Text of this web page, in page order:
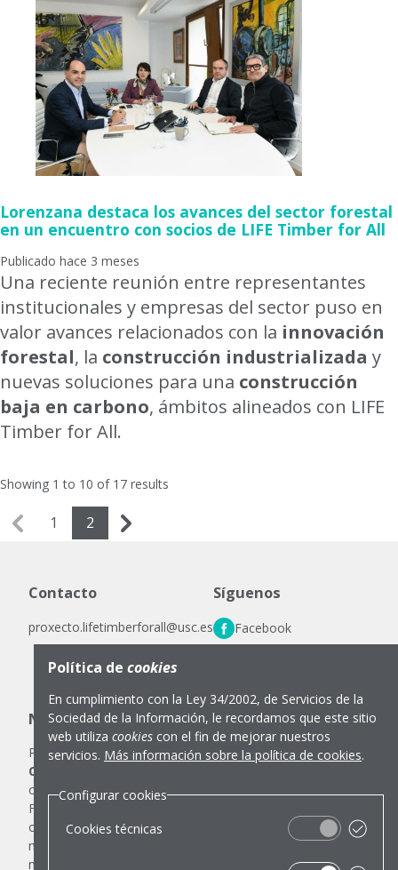
Lorenzana destaca los avances del sector forestal
en un encuentro con socios de LIFE Timber for All
Publicado hace 3 meses
Una reciente reunión entre representantes
institucionales y empresas del sector puso en
valor avances relacionados con la innovación
forestal, la construcción industrializada y
nuevas soluciones para una construcción
baja en carbono, ámbitos alineados con LIFE
Timber for All.
Showing 1 to 10 of 17 results
1 2
Contacto
proxecto.lifetimberforall@usc.es
Síguenos
Facebook
Notas legales
Política de cookies Configurar cookies
Cofinanciado por la Unión Europea.
o publicación relacionada con el proyecto LIFE TIMBER
FOR ALL, realizada por los beneficiarios en forma conjunta
o individual en cualquier formato y empleando cualquier
medio, refleja sólo la opinión del autor y no reflejan
necesariamente los de la Unión Europea o CINEA,
Política de cookies
En cumplimiento con la Ley 34/2002, de Servicios de la
Sociedad de la Información, le recordamos que este sitio
web utiliza cookies con el fin de mejorar nuestros
servicios. Más información sobre la política de cookies.
Configurar cookies
Cookies técnicas